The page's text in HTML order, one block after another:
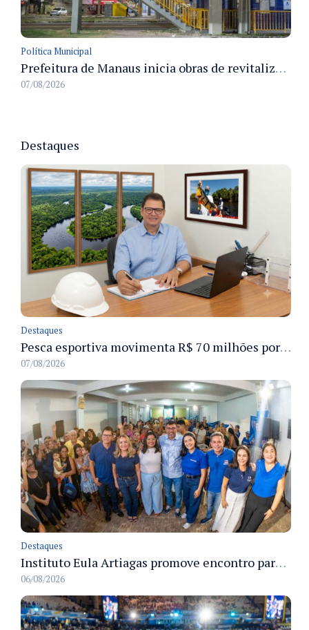
Política Municipal
Prefeitura de Manaus inicia obras de revitalização na passarela Max Teixeira para ampliar segurança e mobilidade urbana
07/08/2026
Destaques
Destaques
Pesca esportiva movimenta R$ 70 milhões por ano e ganha espaço na economia sustentável do Amazonas
07/08/2026
Destaques
Instituto Eula Artiagas promove encontro para discutir melhorias para o bairro Petrópolis
06/08/2026